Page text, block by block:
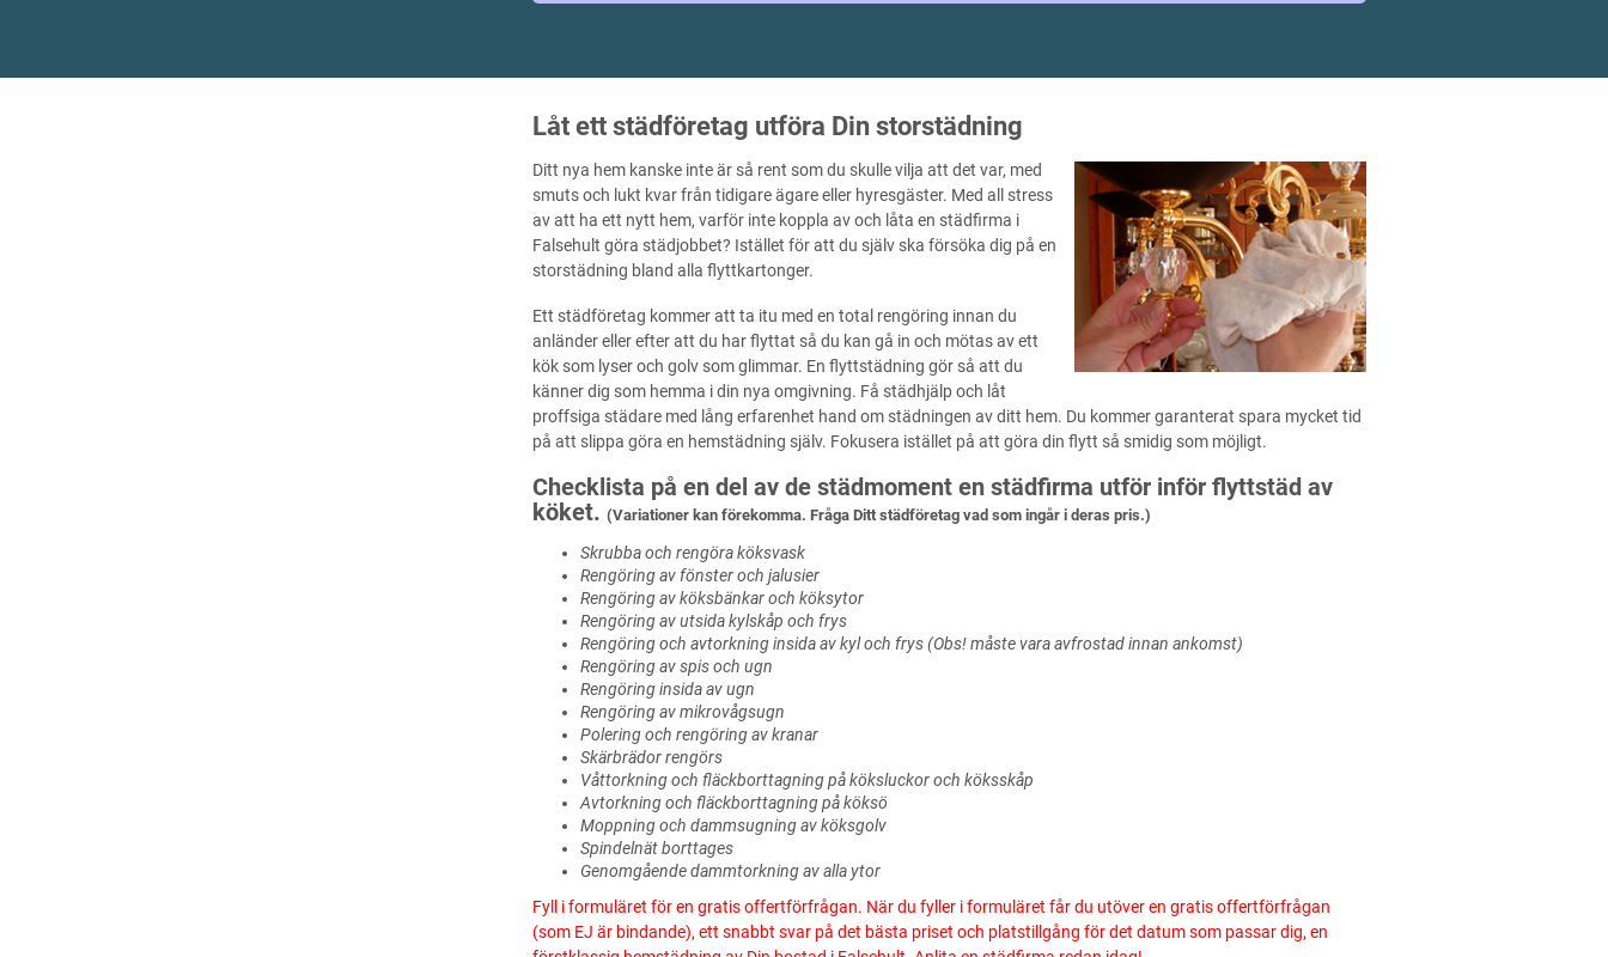
Låt ett städföretag utföra Din storstädning
Ditt nya hem kanske inte är så rent som du skulle vilja att det var, med
smuts och lukt kvar från tidigare ägare eller hyresgäster. Med all stress
av att ha ett nytt hem, varför inte koppla av och låta en städfirma i
Falsehult göra städjobbet? Istället för att du själv ska försöka dig på en
storstädning bland alla flyttkartonger.
Ett städföretag kommer att ta itu med en total rengöring innan du
anländer eller efter att du har flyttat så du kan gå in och mötas av ett
kök som lyser och golv som glimmar. En flyttstädning gör så att du
känner dig som hemma i din nya omgivning. Få städhjälp och låt
proffsiga städare med lång erfarenhet hand om städningen av ditt hem. Du kommer garanterat spara mycket tid
på att slippa göra en hemstädning själv. Fokusera istället på att göra din flytt så smidig som möjligt.
Checklista på en del av de städmoment en städfirma utför inför flyttstäd av
köket. (Variationer kan förekomma. Fråga Ditt städföretag vad som ingår i deras pris.)
Skrubba och rengöra köksvask
Rengöring av fönster och jalusier
Rengöring av köksbänkar och köksytor
Rengöring av utsida kylskåp och frys
Rengöring och avtorkning insida av kyl och frys (Obs! måste vara avfrostad innan ankomst)
Rengöring av spis och ugn
Rengöring insida av ugn
Rengöring av mikrovågsugn
Polering och rengöring av kranar
Skärbrädor rengörs
Våttorkning och fläckborttagning på köksluckor och köksskåp
Avtorkning och fläckborttagning på köksö
Moppning och dammsugning av köksgolv
Spindelnät borttages
Genomgående dammtorkning av alla ytor
Fyll i formuläret för en gratis offertförfrågan. När du fyller i formuläret får du utöver en gratis offertförfrågan
(som EJ är bindande), ett snabbt svar på det bästa priset och platstillgång för det datum som passar dig, en